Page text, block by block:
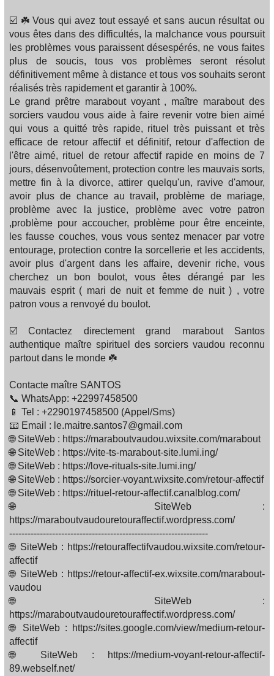
☑️ ☘️ Vous qui avez tout essayé et sans aucun résultat ou
vous êtes dans des difficultés, la malchance vous poursuit
les problèmes vous paraissent désespérés, ne vous faites
plus de soucis, tous vos problèmes seront résolut
définitivement même à distance et tous vos souhaits seront
réalisés très rapidement et garantir à 100%.
Le grand prêtre marabout voyant , maître marabout des
sorciers vaudou vous aide à faire revenir votre bien aimé
qui vous a quitté très rapide, rituel très puissant et très
efficace de retour affectif et définitif, retour d'affection de
l'être aimé, rituel de retour affectif rapide en moins de 7
jours, désenvoûtement, protection contre les mauvais sorts,
mettre fin à la divorce, attirer quelqu'un, ravive d'amour,
avoir plus de chance au travail, problème de mariage,
problème avec la justice, problème avec votre patron
,problème pour accoucher, problème pour être enceinte,
les fausse couches, vous vous sentez menacer par votre
entourage, protection contre la sorcellerie et les accidents,
avoir plus d'argent dans les affaire, devenir riche, vous
cherchez un bon boulot, vous êtes dérangé par les
mauvais esprit ( mari de nuit et femme de nuit ) , votre
patron vous a renvoyé du boulot.
☑️ Contactez directement grand marabout Santos
authentique maître spirituel des sorciers vaudou reconnu
partout dans le monde ☘️
Contacte maître SANTOS
📞 WhatsApp: +22997458500
📱 Tel : +2290197458500 (Appel/Sms)
📧 Email : le.maitre.santos7@gmail.com
🌐 SiteWeb : https://maraboutvaudou.wixsite.com/marabout
🌐 SiteWeb : https://vite-ts-marabout-site.lumi.ing/
🌐 SiteWeb : https://love-rituals-site.lumi.ing/
🌐 SiteWeb : https://sorcier-voyant.wixsite.com/retour-affectif
🌐 SiteWeb : https://rituel-retour-affectif.canalblog.com/
🌐 SiteWeb :
https://maraboutvaudouretouraffectif.wordpress.com/
-----------------------------------------------------------------
🌐 SiteWeb : https://retouraffectifvaudou.wixsite.com/retour-
affectif
🌐 SiteWeb : https://retour-affectif-ex.wixsite.com/marabout-
vaudou
🌐 SiteWeb :
https://maraboutvaudouretouraffectif.wordpress.com/
🌐 SiteWeb : https://sites.google.com/view/medium-retour-
affectif
🌐 SiteWeb : https://medium-voyant-retour-affectif-
89.webself.net/